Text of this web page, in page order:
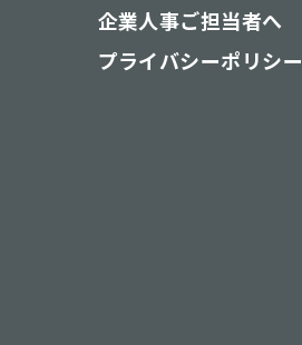
企業人事ご担当者へ
プライバシーポリシー